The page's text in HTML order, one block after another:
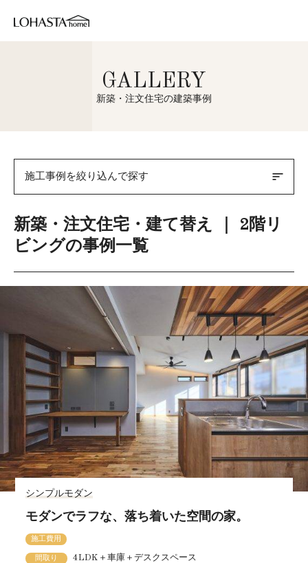
GALLERY
新築・注文住宅の建築事例
sort
施工事例を絞り込んで探す
新築・注文住宅・建て替え ｜ 2階リ
ビングの事例一覧
シンプルモダン
モダンでラフな、落ち着いた空間の家。
施工費用
間取り 4LDK＋車庫＋デスクスペース